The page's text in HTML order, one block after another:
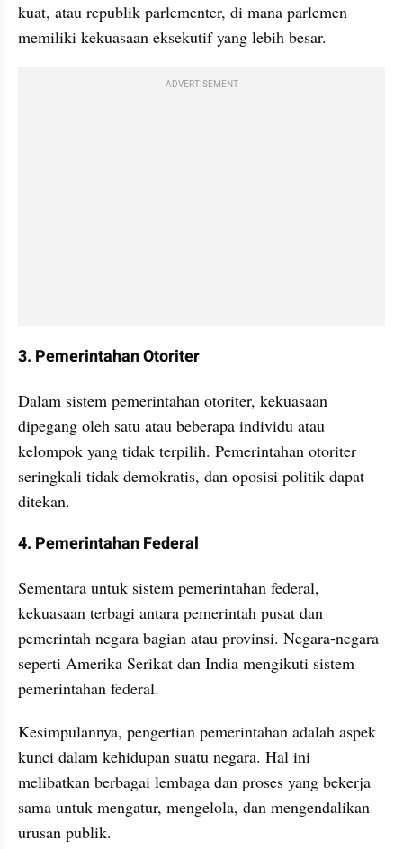
kuat, atau republik parlementer, di mana parlemen
memiliki kekuasaan eksekutif yang lebih besar.
ADVERTISEMENT
3. Pemerintahan Otoriter
Dalam sistem pemerintahan otoriter, kekuasaan
dipegang oleh satu atau beberapa individu atau
kelompok yang tidak terpilih. Pemerintahan otoriter
seringkali tidak demokratis, dan oposisi politik dapat
ditekan.
4. Pemerintahan Federal
Sementara untuk sistem pemerintahan federal,
kekuasaan terbagi antara pemerintah pusat dan
pemerintah negara bagian atau provinsi. Negara-negara
seperti Amerika Serikat dan India mengikuti sistem
pemerintahan federal.
Kesimpulannya, pengertian pemerintahan adalah aspek
kunci dalam kehidupan suatu negara. Hal ini
melibatkan berbagai lembaga dan proses yang bekerja
sama untuk mengatur, mengelola, dan mengendalikan
urusan publik.